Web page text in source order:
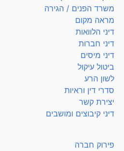
משרד הפנים / הגירה
מראה מקום
דיני הלוואות
דיני חברות
דיני מיסים
ביטול עיקול
לשון הרע
סדרי דין וראיות
יצירת קשר
דיני קיבוצים ומושבים
פירוק חברה